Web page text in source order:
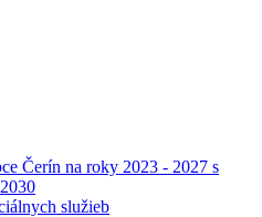
Čerín na roky 2023 - 2027 s
služieb